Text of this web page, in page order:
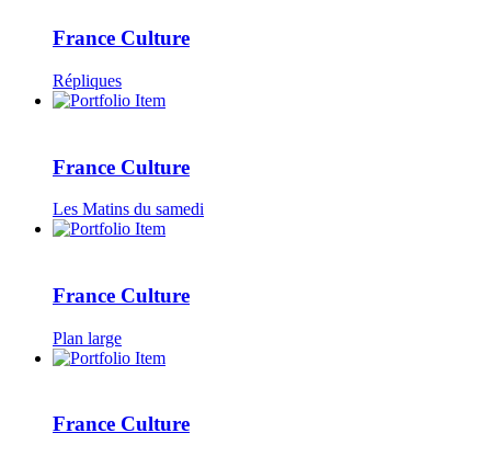
France Culture
Répliques
France Culture
Les Matins du samedi
France Culture
Plan large
France Culture